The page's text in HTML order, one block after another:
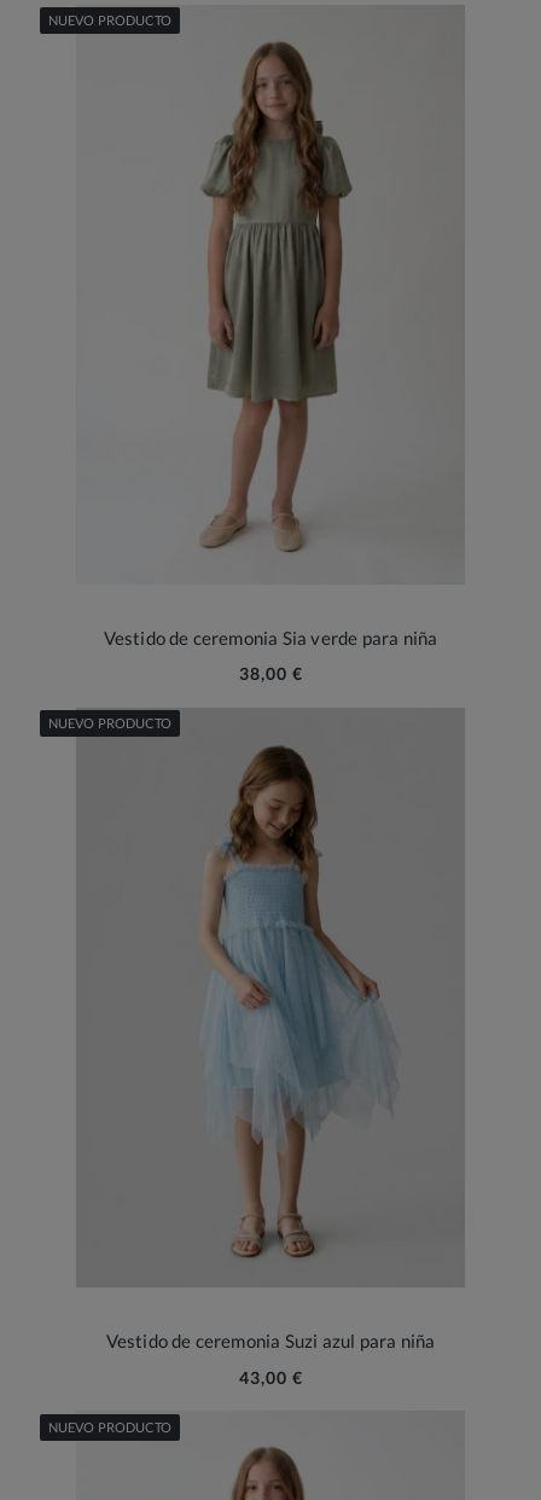
Vestido de ceremonia Sia verde para niña
38,00 €
NUEVO PRODUCTO
Vestido de ceremonia Suzi azul para niña
43,00 €
NUEVO PRODUCTO
NUEVO PRODUCTO